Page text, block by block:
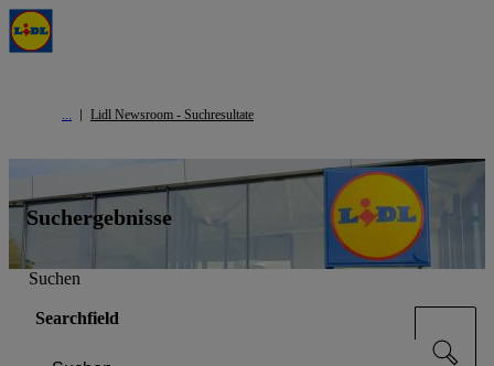
Lidl Newsroom - Suchresultate
Suchergebnisse
Suchen
Searchfield